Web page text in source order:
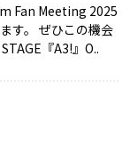
Fan Meeting 2025
す。 ぜひこの機会
『A3!』O..